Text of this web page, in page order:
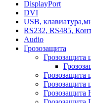
DisplayPort
DVI
USB,
RS232, RS485,
Audio
Грозозащита
Грозозащита
Грозозащита
Грозозащита